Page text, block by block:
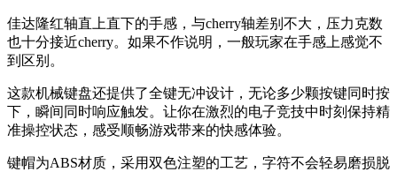
佳达隆红轴直上直下的手感，与cherry轴差别不大，压力克数
也十分接近cherry。如果不作说明，一般玩家在手感上感觉不
到区别。
这款机械键盘还提供了全键无冲设计，无论多少颗按键同时按
下，瞬间同时响应触发。让你在激烈的电子竞技中时刻保持精
准操控状态，感受顺畅游戏带来的快感体验。
键帽为ABS材质，采用双色注塑的工艺，字符不会轻易磨损脱